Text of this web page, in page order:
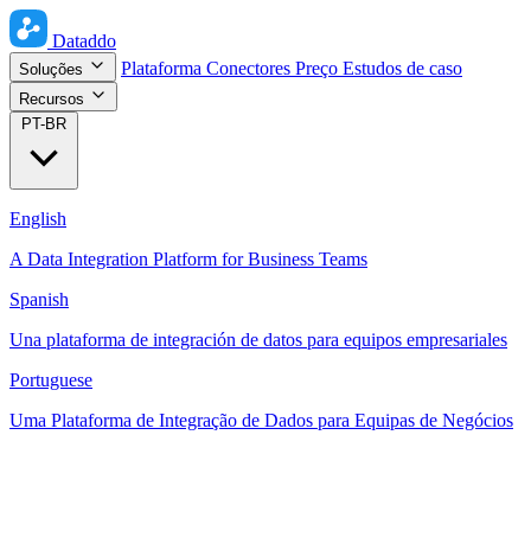
Dataddo
Soluções Plataforma Conectores Preço Estudos de caso
Recursos
PT-BR
English
A Data Integration Platform for Business Teams
Spanish
Una plataforma de integración de datos para equipos empresariales
Portuguese
Uma Plataforma de Integração de Dados para Equipas de Negócios